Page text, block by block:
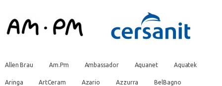
Allen Brau Am.Pm Ambassador Aquanet Aquatek
Aringa ArtCeram Azario Azzurra BelBagno